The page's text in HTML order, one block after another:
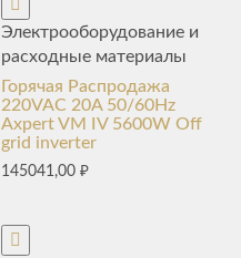
Электрооборудование и
расходные материалы
Горячая Распродажа
220VAC 20A 50/60Hz
Axpert VM IV 5600W Off
grid inverter
145041,00₽